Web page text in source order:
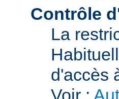
Contrôle
La
d'accès
Voir :